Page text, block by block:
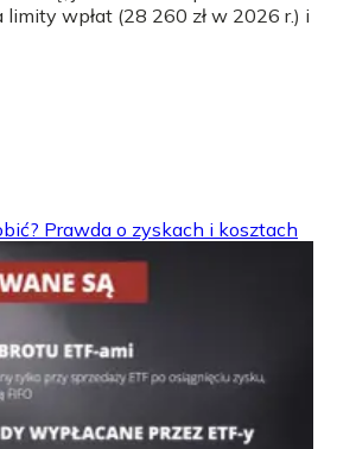
wpłat (28 260 zł w 2026 r.) i
Prawda o zyskach i kosztach